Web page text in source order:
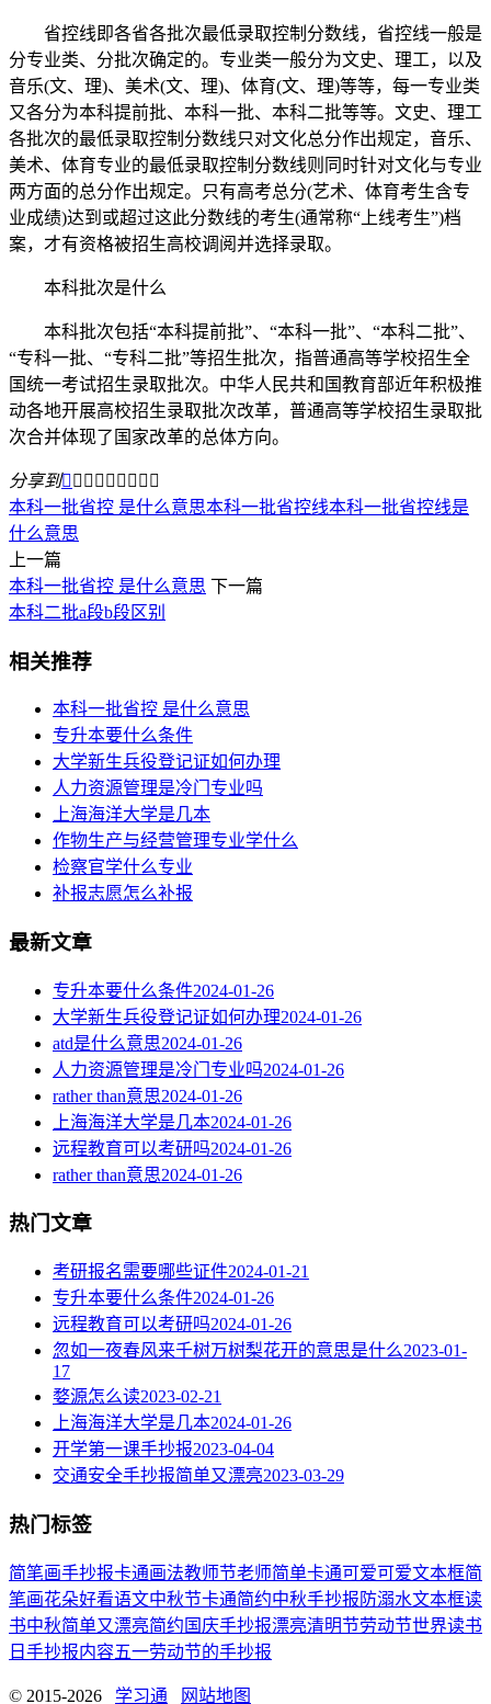
省控线即各省各批次最低录取控制分数线，省控线一般是
分专业类、分批次确定的。专业类一般分为文史、理工，以及
音乐(文、理)、美术(文、理)、体育(文、理)等等，每一专业类
又各分为本科提前批、本科一批、本科二批等等。文史、理工
各批次的最低录取控制分数线只对文化总分作出规定，音乐、
美术、体育专业的最低录取控制分数线则同时针对文化与专业
两方面的总分作出规定。只有高考总分(艺术、体育考生含专
业成绩)达到或超过这此分数线的考生(通常称“上线考生”)档
案，才有资格被招生高校调阅并选择录取。
本科批次是什么
本科批次包括“本科提前批”、“本科一批”、“本科二批”、
“专科一批、“专科二批”等招生批次，指普通高等学校招生全
国统一考试招生录取批次。中华人民共和国教育部近年积极推
动各地开展高校招生录取批次改革，普通高等学校招生录取批
次合并体现了国家改革的总体方向。
分享到        
本科一批省控 是什么意思本科一批省控线本科一批省控线是
什么意思
上一篇
本科一批省控 是什么意思 下一篇
本科二批a段b段区别
相关推荐
本科一批省控 是什么意思
专升本要什么条件
大学新生兵役登记证如何办理
人力资源管理是冷门专业吗
上海海洋大学是几本
作物生产与经营管理专业学什么
检察官学什么专业
补报志愿怎么补报
最新文章
专升本要什么条件2024-01-26
大学新生兵役登记证如何办理2024-01-26
atd是什么意思2024-01-26
人力资源管理是冷门专业吗2024-01-26
rather than意思2024-01-26
上海海洋大学是几本2024-01-26
远程教育可以考研吗2024-01-26
rather than意思2024-01-26
热门文章
考研报名需要哪些证件2024-01-21
专升本要什么条件2024-01-26
远程教育可以考研吗2024-01-26
忽如一夜春风来千树万树梨花开的意思是什么2023-01-
17
婺源怎么读2023-02-21
上海海洋大学是几本2024-01-26
开学第一课手抄报2023-04-04
交通安全手抄报简单又漂亮2023-03-29
热门标签
简笔画手抄报卡通画法教师节老师简单卡通可爱可爱文本框简
笔画花朵好看语文中秋节卡通简约中秋手抄报 防溺水文本框读
书中秋简单又漂亮简约 国庆手抄报漂亮清明节劳动节世界读书
日 手抄报内容五一劳动节的手抄报
© 2015-2026 学习通 网站地图